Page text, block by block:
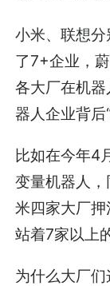
小米、联想
了7+企业，
各大厂在机器
器人企业背后
比如在今年4
变量机器人
米四家大厂
站着7家以上
为什么大厂